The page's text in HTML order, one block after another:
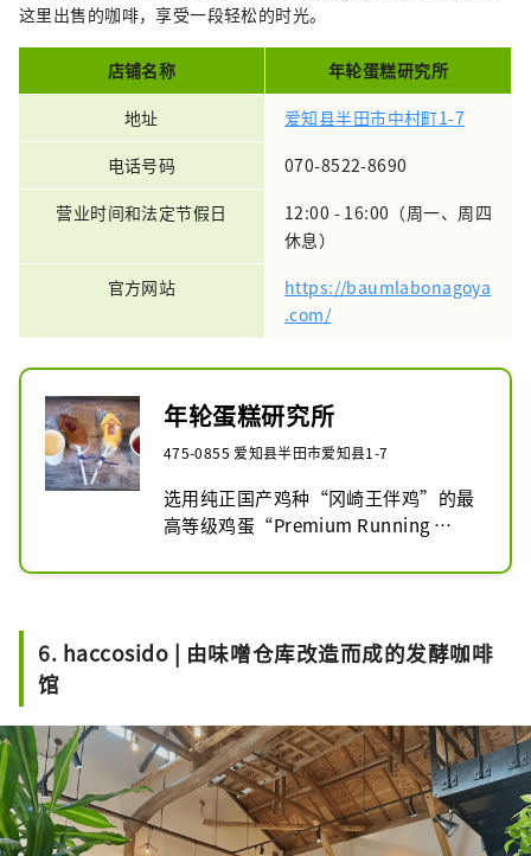
这里出售的咖啡，享受一段轻松的时光。
店铺名称
年轮蛋糕研究所
地址
爱知县半田市中村町1-7
电话号码
070-8522-8690
营业时间和法定节假日
12:00 - 16:00（周一、周四
休息）
官方网站
https://baumlabonagoya
.com/
年轮蛋糕研究所
475-0855 爱知县半田市爱知县1-7
选用纯正国产鸡种“冈崎王伴鸡”的最
高等级鸡蛋“Premium Running
优质面粉。
其柔软弹润的口感，仿佛品尝着一口轻
6. haccosido | 由味噌仓库改造而成的发酵咖啡
馆